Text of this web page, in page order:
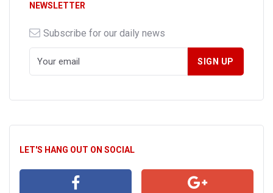
NEWSLETTER
Subscribe for our daily news
LET'S HANG OUT ON SOCIAL